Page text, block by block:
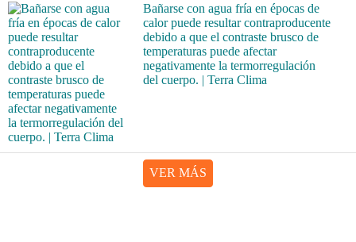
Bañarse con agua fría en épocas de
calor puede resultar contraproducente
debido a que el contraste brusco de
temperaturas puede afectar
negativamente la termorregulación
del cuerpo. | Terra Clima
VER MÁS